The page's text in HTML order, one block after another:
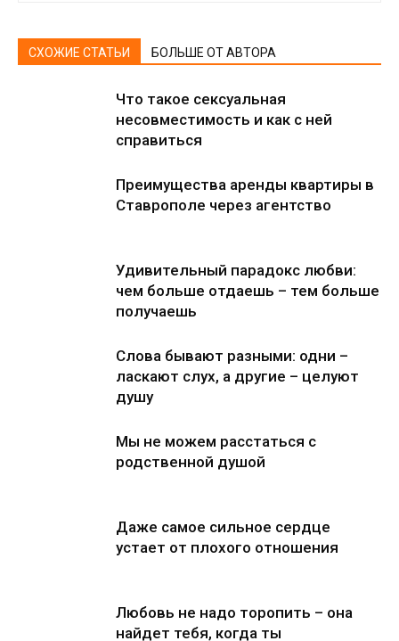
СХОЖИЕ СТАТЬИ БОЛЬШЕ ОТ АВТОРА
Что такое сексуальная
несовместимость и как с ней
справиться
Преимущества аренды квартиры в
Ставрополе через агентство
Удивительный парадокс любви:
чем больше отдаешь – тем больше
получаешь
Слова бывают разными: одни –
ласкают слух, а другие – целуют
душу
Мы не можем расстаться с
родственной душой
Даже самое сильное сердце
устает от плохого отношения
Любовь не надо торопить – она
найдет тебя, когда ты